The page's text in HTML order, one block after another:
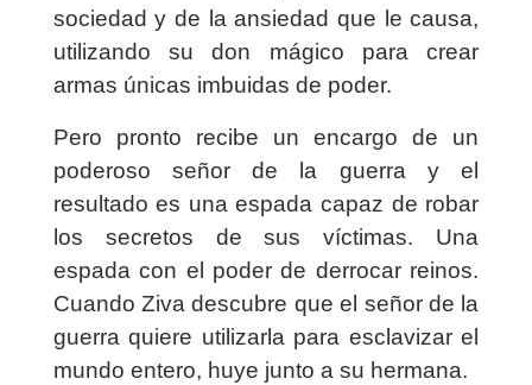
sociedad y de la ansiedad que le causa,
utilizando su don mágico para crear
armas únicas imbuidas de poder.
Pero pronto recibe un encargo de un
poderoso señor de la guerra y el
resultado es una espada capaz de robar
los secretos de sus víctimas. Una
espada con el poder de derrocar reinos.
Cuando Ziva descubre que el señor de la
guerra quiere utilizarla para esclavizar el
mundo entero, huye junto a su hermana.